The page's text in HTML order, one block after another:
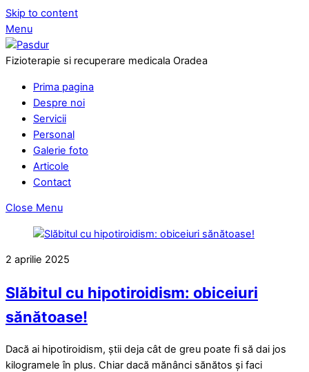
Skip to content
Menu
Fizioterapie si recuperare medicala Oradea
Prima pagina
Despre noi
Servicii
Personal
Galerie foto
Articole
Contact
Close Menu
2 aprilie 2025
Slăbitul cu hipotiroidism: obiceiuri
sănătoase!
Dacă ai hipotiroidism, știi deja cât de greu poate fi să dai jos
kilogramele în plus. Chiar dacă mănânci sănătos și faci